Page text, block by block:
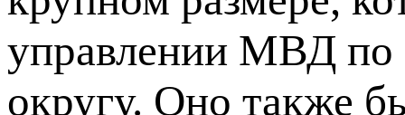
управлении МВД по
округу. Оно также